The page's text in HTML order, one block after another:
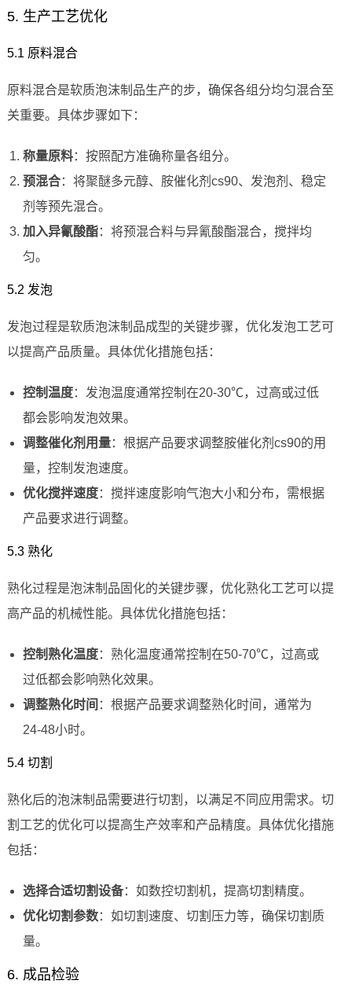
5. 生产工艺优化
5.1 原料混合
原料混合是软质泡沫制品生产的步，确保各组分均匀混合至
关重要。具体步骤如下：
称量原料：按照配方准确称量各组分。
预混合：将聚醚多元醇、胺催化剂cs90、发泡剂、稳定
剂等预先混合。
加入异氰酸酯：将预混合料与异氰酸酯混合，搅拌均
匀。
5.2 发泡
发泡过程是软质泡沫制品成型的关键步骤，优化发泡工艺可
以提高产品质量。具体优化措施包括：
控制温度：发泡温度通常控制在20-30℃，过高或过低
都会影响发泡效果。
调整催化剂用量：根据产品要求调整胺催化剂cs90的用
量，控制发泡速度。
优化搅拌速度：搅拌速度影响气泡大小和分布，需根据
产品要求进行调整。
5.3 熟化
熟化过程是泡沫制品固化的关键步骤，优化熟化工艺可以提
高产品的机械性能。具体优化措施包括：
控制熟化温度：熟化温度通常控制在50-70℃，过高或
过低都会影响熟化效果。
调整熟化时间 ：根据产品要求调整熟化时间，通常为
24-48小时。
5.4 切割
熟化后的泡沫制品需要进行切割，以满足不同应用需求。切
割工艺的优化可以提高生产效率和产品精度。具体优化措施
包括：
选择合适切割设备：如数控切割机，提高切割精度。
优化切割参数：如切割速度、切割压力等，确保切割质
量。
6. 成品检验